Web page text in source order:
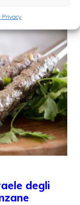
degli